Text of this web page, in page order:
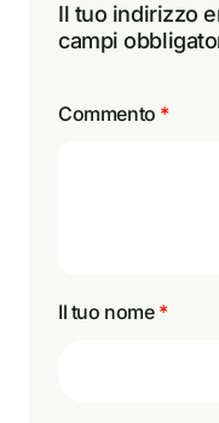
Il tuo indirizzo
campi
Commento *
Il tuo nome *